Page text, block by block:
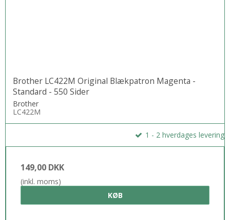
Brother LC422M Original Blækpatron Magenta -
Standard - 550 Sider
Brother
LC422M
1 - 2 hverdages levering
149,00 DKK
(inkl. moms)
KØB